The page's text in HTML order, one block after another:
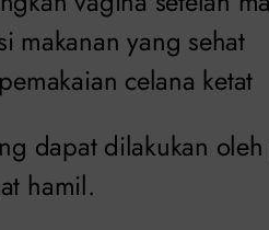
makanan yang sehat
celana ketat
dapat dilakukan
hamil.